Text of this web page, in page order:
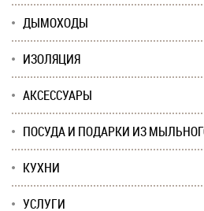
ДЫМОХОДЫ
ИЗОЛЯЦИЯ
АКСЕССУАРЫ
ПОСУДА И ПОДАРКИ ИЗ
КУХНИ
УСЛУГИ